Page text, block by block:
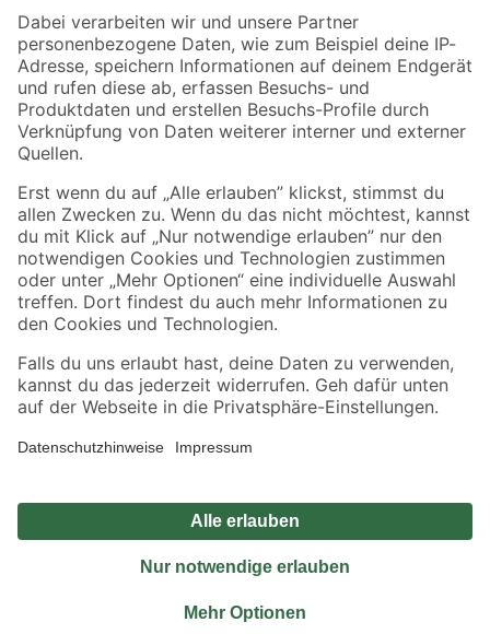
Zahlungsarten Versandarten
Sicher einkaufen
Jetzt die toom-App herunterladen
Alle Preisangaben in EUR inkl. gesetzl. MwSt.. Die dargestellten Angebote sind unter
Umständen nicht in allen Märkten verfügbar. Die angegebenen Verfügbarkeiten beziehen
Produkte nur solange der Vorrat reicht.
*Paketversand ab 59 € versandkostenfrei, gilt nicht für Artikel mit Speditionsversand, hier
Privatsphäre Impressum
Nutzungsbedingungen
Widerrufsrecht
Vertrag widerrufen
© 2026 toom Baumarkt GmbH